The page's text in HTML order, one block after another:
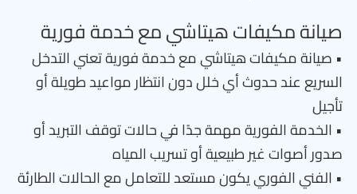
صيانة مكيفات هيتاشي مع خدمة فورية
• صيانة مكيفات هيتاشي مع خدمة فورية تعني التدخل
السريع عند حدوث أي خلل دون انتظار مواعيد طويلة أو
تأجيل
• الخدمة الفورية مهمة جدًا في حالات توقف التبريد أو
صدور أصوات غير طبيعية أو تسريب المياه
• الفني الفوري يكون مستعد للتعامل مع الحالات الطارئة